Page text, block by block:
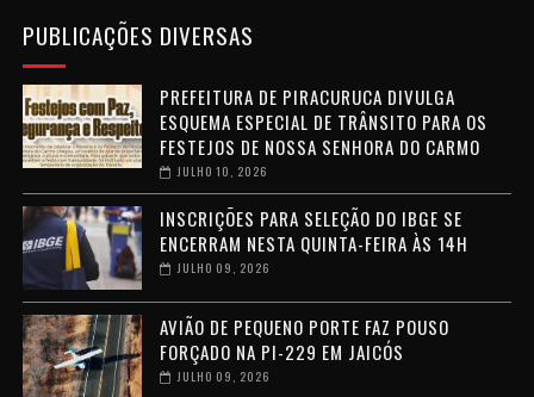
PUBLICAÇÕES DIVERSAS
PREFEITURA DE PIRACURUCA DIVULGA
ESQUEMA ESPECIAL DE TRÂNSITO PARA OS
FESTEJOS DE NOSSA SENHORA DO CARMO
JULHO 10, 2026
INSCRIÇÕES PARA SELEÇÃO DO IBGE SE
ENCERRAM NESTA QUINTA-FEIRA ÀS 14H
JULHO 09, 2026
AVIÃO DE PEQUENO PORTE FAZ POUSO
FORÇADO NA PI-229 EM JAICÓS
JULHO 09, 2026